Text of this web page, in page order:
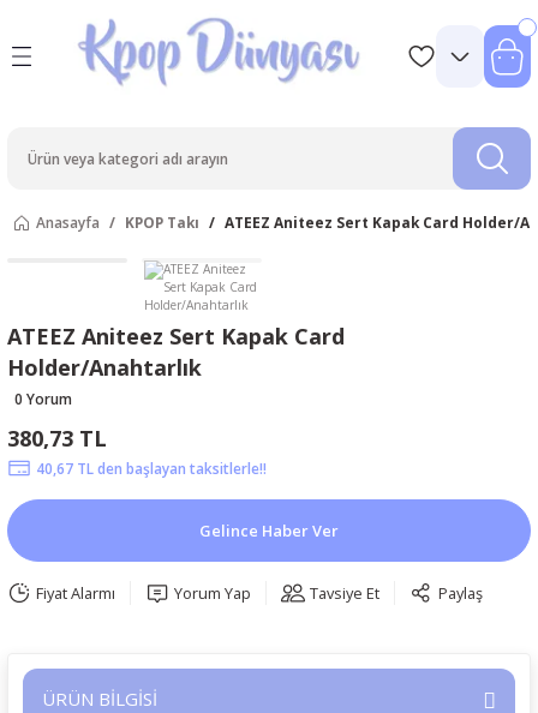
Anasayfa KPOP Takı ATEEZ Aniteez Sert Kapak Card Holder/
ATEEZ Aniteez Sert Kapak Card
Holder/Anahtarlık
0 Yorum
380,73 TL
40,67 TL den başlayan taksitlerle!!
Gelince Haber Ver
Fiyat Alarmı Yorum Yap Tavsiye Et Paylaş
ÜRÜN BİLGİSİ